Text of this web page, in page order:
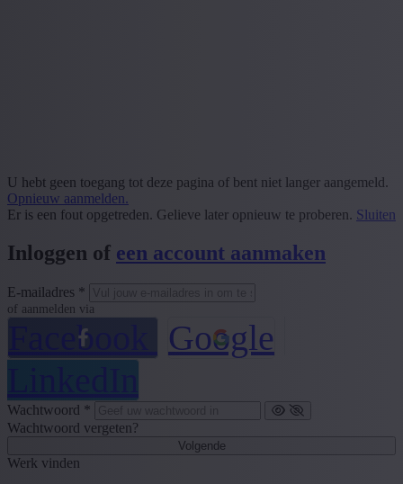
U hebt geen toegang tot deze pagina of bent niet langer aangemeld.
Opnieuw aanmelden.
Er is een fout opgetreden. Gelieve later opnieuw te proberen. Sluiten
Inloggen of een account aanmaken
E-mailadres *
of aanmelden via
Facebook
Google
Wachtwoord *
Wachtwoord vergeten?
Volgende
Werk vinden